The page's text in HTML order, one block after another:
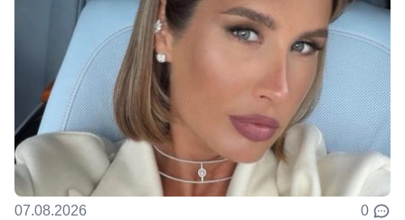
07.08.2026 0